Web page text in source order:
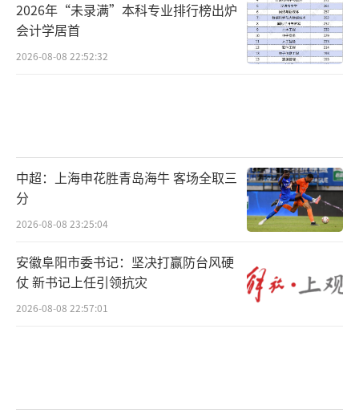
2026年“未录满”本科专业排行榜出炉
会计学居首
2026-08-08 22:52:32
中超：上海申花胜青岛海牛 客场全取三
分
2026-08-08 23:25:04
安徽阜阳市委书记：坚决打赢防台风硬
仗 新书记上任引领抗灾
2026-08-08 22:57:01